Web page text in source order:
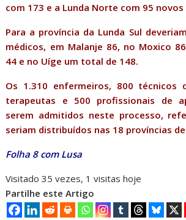
com 173 e a Lunda Norte com 95
Para a província da Lunda Sul
médicos, em Malanje 86, no Moxico
44 e no Uíge um total de 148.
Os 1.310 enfermeiros, 800 técnicos
terapeutas e 500 profissionais de
serem admitidos neste processo,
seriam distribuídos nas 18 províncias
Folha 8 com Lusa
Visitado 35 vezes, 1 visitas hoje
Partilhe este Artigo